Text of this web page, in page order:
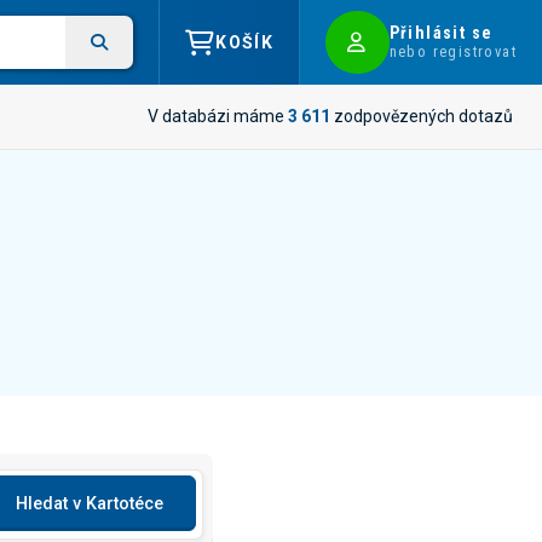
KOŠÍK Přihlásit se
nebo registrovat
V databázi máme 3 611 zodpovězených dotazů
Hledat v Kartotéce